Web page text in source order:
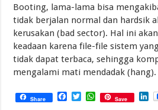
Booting, lama-lama bisa
tidak berjalan normal dan hardsik
kerusakan (bad sector). Hal ini
keadaan karena file-file sistem
tidak dapat terbaca, sehingga
mengalami mati mendadak (hang).
Share Facebook
TwitterWhatsApp
Save